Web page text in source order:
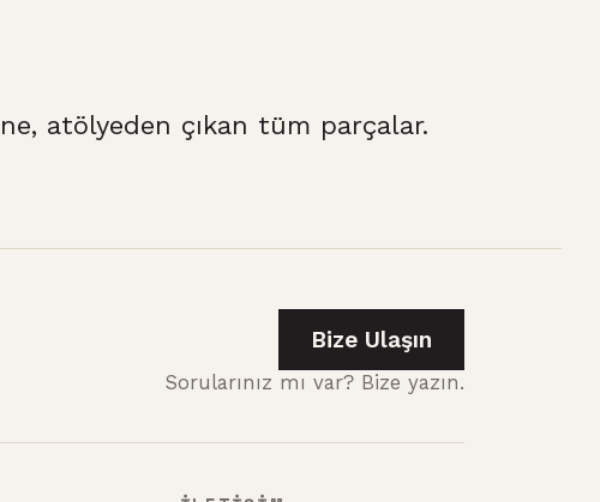
atölyeden çıkan tüm parçalar.
Bize Ulaşın
Sorularınız mı var? Bize yazın.